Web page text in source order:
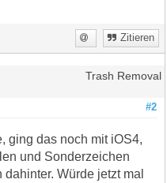
Zitieren
Trash Removal
#2
ging das noch mit iOS4,
und Sonderzeichen
Würde jetzt mal